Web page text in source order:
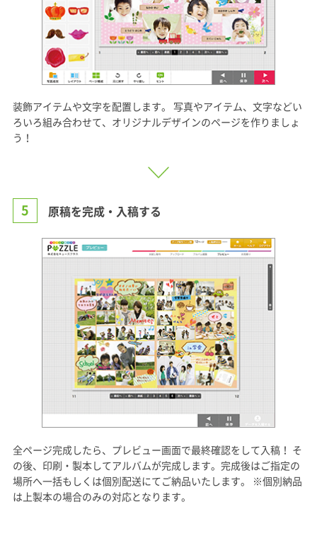
装飾アイテムや文字を配置します。 写真やアイテム、文字などい
ろいろ組み合わせて、オリジナルデザインのページを作りましょ
う！
5 原稿を完成・入稿する
全ページ完成したら、プレビュー画面で最終確認をして入稿！ そ
の後、印刷・製本してアルバムが完成します。完成後はご指定の
場所へ一括もしくは個別配送にてご納品いたします。 ※個別納品
は上製本の場合のみの対応となります。